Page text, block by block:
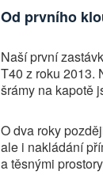
Od prvního
Naší první
T40 z roku 2013.
šrámy na kapotě
O dva roky
ale i nakládání
a těsnými